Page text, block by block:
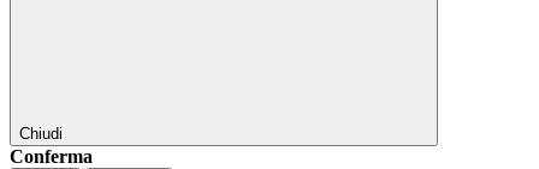
Chiudi
Conferma